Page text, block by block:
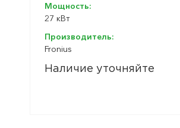
Мощность:
27 кВт
Производитель:
Fronius
Наличие уточняйте